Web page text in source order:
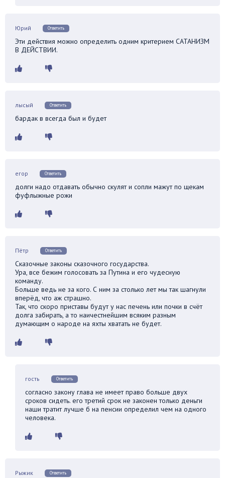
Юрий Ответить
Эти действия можно определить одним критерием САТАНИЗМ
В ДЕЙСТВИИ.
лысый Ответить
бардак в всегда был и будет
егор Ответить
долги надо отдавать обычно скулят и сопли мажут по щекам
фуфлыжные рожи
Пётр Ответить
Сказочные законы сказочного государства.
Ура, все бежим голосовать за Путина и его чудесную
команду.
Больше ведь не за кого. С ним за столько лет мы так шагнули
вперёд, что аж страшно.
Так, что скоро приставы будут у нас печень или почки в счёт
долга забирать, а то наичестнейшим всяким разным
думающим о народе на яхты хватать не будет.
гость Ответить
согласно закону глава не имеет право больше двух
сроков сидеть. его третий срок не законен только деньги
наши тратит лучше б на пенсии определил чем на одного
человека.
Рыжик Ответить